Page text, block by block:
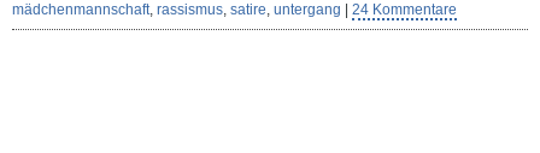
mädchenmannschaft, rassismus, satire, untergang 24 Kommentare